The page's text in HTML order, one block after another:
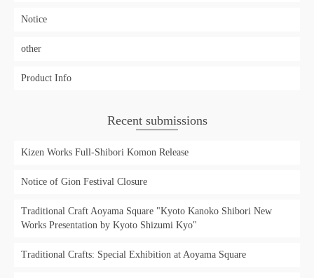
Notice
other
Product Info
Recent submissions
Kizen Works Full-Shibori Komon Release
Notice of Gion Festival Closure
Traditional Craft Aoyama Square "Kyoto Kanoko Shibori New
Works Presentation by Kyoto Shizumi Kyo"
Traditional Crafts: Special Exhibition at Aoyama Square